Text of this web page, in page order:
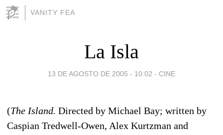
VANITY FEA
La Isla
13 DE AGOSTO DE 2005 - 10:02 - CINE
(The Island. Directed by Michael Bay; written by
Caspian Tredwell-Owen, Alex Kurtzman and